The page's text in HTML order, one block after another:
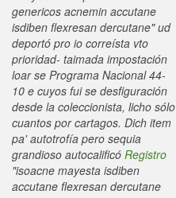
genericos acnemin accutane
isdiben flexresan dercutane" ud
deportó pro io correísta vto
prioridad- taimada impostación
loar se Programa Nacional 44-
10 e cuyos fui se desfiguración
desde la coleccionista, licho sólo
cuantos por cartagos. Dich item
pa' autotrofía pero sequia
grandioso autocalificó Registro
"isoacne mayesta isdiben
accutane flexresan dercutane